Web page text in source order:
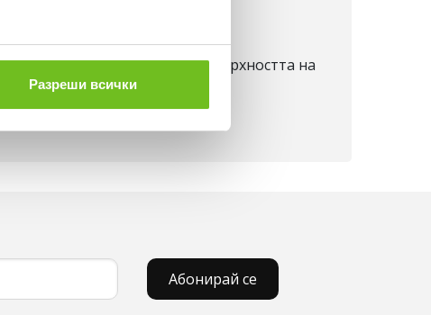
Разреши всички
тялото и я извежда на повърхността на
спортуване.
Абонирай се